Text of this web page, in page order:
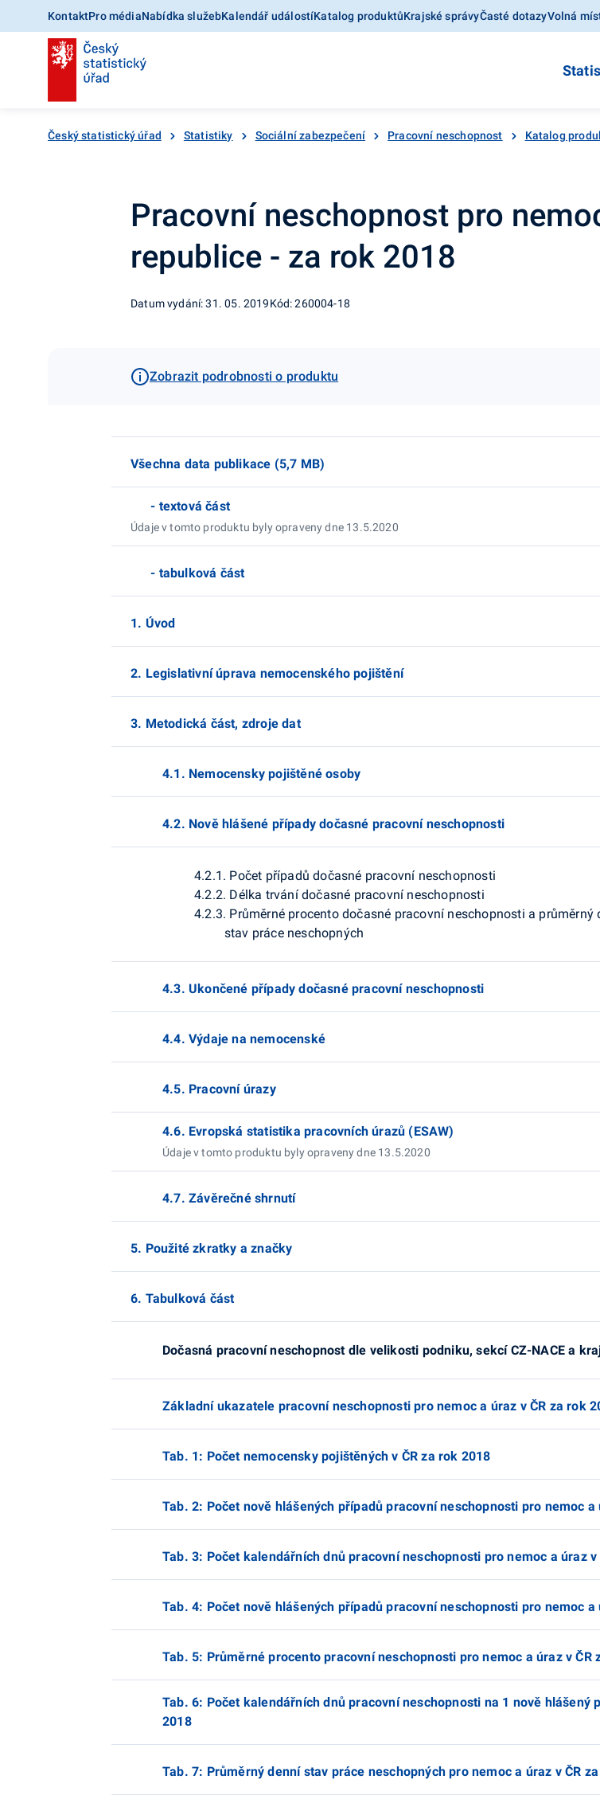
KontaktPro médiaNabídka služebKalendář událostíKatalog produktůKrajské správyČasté dotazyVolná
Český statistický úřad Statistiky Sociální zabezpečení Pracovní neschopnost Katalog
Pracovní neschopnost pro
republice - za rok 2018
Datum vydání: 31. 05. 2019Kód: 260004-18
Zobrazit podrobnosti o produktu
Všechna data publikace (5,7 MB)
- textová část
Údaje v tomto produktu byly opraveny dne 13.5.2020
- tabulková část
1. Úvod
2. Legislativní úprava nemocenského pojištění
3. Metodická část, zdroje dat
4.1. Nemocensky pojištěné osoby
4.2. Nově hlášené případy dočasné pracovní neschopnosti
4.2.1. Počet případů dočasné pracovní neschopnosti
4.2.2. Délka trvání dočasné pracovní neschopnosti
4.2.3. Průměrné procento dočasné pracovní neschopnosti a průměrný
stav práce neschopných
4.3. Ukončené případy dočasné pracovní neschopnosti
4.4. Výdaje na nemocenské
4.5. Pracovní úrazy
4.6. Evropská statistika pracovních úrazů (ESAW)
Údaje v tomto produktu byly opraveny dne 13.5.2020
4.7. Závěrečné shrnutí
5. Použité zkratky a značky
6. Tabulková část
Dočasná pracovní neschopnost dle velikosti podniku, sekcí CZ-NACE a
Základní ukazatele pracovní neschopnosti pro nemoc a úraz v ČR za rok
Tab. 1: Počet nemocensky pojištěných v ČR za rok 2018
Tab. 2: Počet nově hlášených případů pracovní neschopnosti pro nemoc a
Tab. 3: Počet kalendářních dnů pracovní neschopnosti pro nemoc a úraz v
Tab. 4: Počet nově hlášených případů pracovní neschopnosti pro nemoc
Tab. 5: Průměrné procento pracovní neschopnosti pro nemoc a úraz v ČR
Tab. 6: Počet kalendářních dnů pracovní neschopnosti na 1 nově hlášený
2018
Tab. 7: Průměrný denní stav práce neschopných pro nemoc a úraz v ČR